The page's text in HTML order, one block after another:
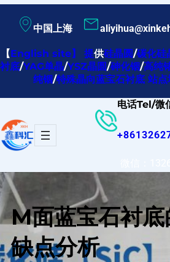
内
容
中国上海
【English site】提供硅晶圆/碳化硅
衬底/YAG单晶/YSZ晶圆/砷化铟/高纯
纯铟/特殊晶向蓝宝石衬底 站点
电话Tel/
M面蓝宝石衬
缺点分析